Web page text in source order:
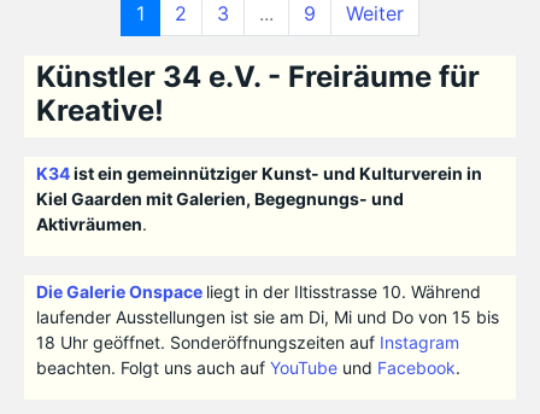
1 2 3 ... 9 Weiter
Künstler 34 e.V. - Freiräume für
Kreative!
K34ist ein gemeinnütziger Kunst- und Kulturverein in
Kiel Gaarden mit Galerien, Begegnungs- und
Aktivräumen.
Die Galerie Onspace liegt in der Iltisstrasse 10. Während
laufender Ausstellungen ist sie am Di, Mi und Do von 15 bis
18 Uhr geöffnet. Sonderöffnungszeiten auf Instagram
beachten. Folgt uns auch auf YouTubeund Facebook.